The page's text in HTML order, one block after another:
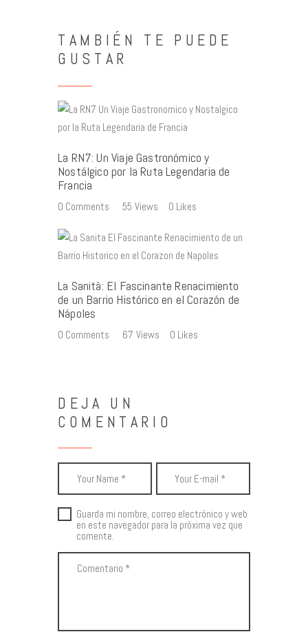
TAMBIÉN TE PUEDE
GUSTAR
La RN7: Un Viaje Gastronómico y
Nostálgico por la Ruta Legendaria de
Francia
0 Comments 55 Views 0 Likes
La Sanità: El Fascinante Renacimiento
de un Barrio Histórico en el Corazón de
Nápoles
0 Comments 67 Views 0 Likes
DEJA UN
COMENTARIO
Guarda mi nombre, correo electrónico y web
en este navegador para la próxima vez que
comente.